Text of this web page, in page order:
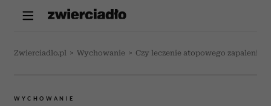
Zwierciadlo.pl > Wychowanie > Czy leczenie atopowego zapalenia
WYCHOWANIE